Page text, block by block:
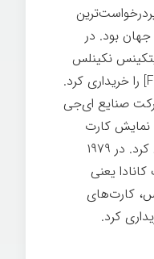
پردرخواست‌ترین
بود. در
نکینلس
] را خریداری کرد.
شرکت صنایع ای‌جی
نمايش کارت
تبریک در این کشور را تأسيس کرد. در ۱۹۷۹
یعنی
کارت‌های
کرد.